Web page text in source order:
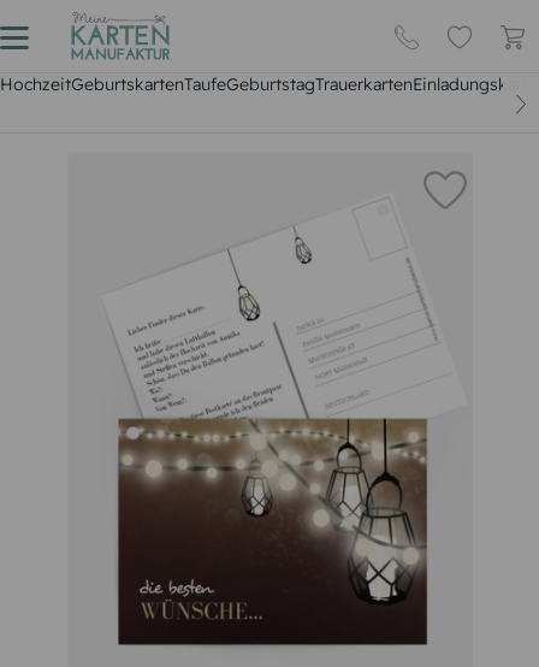
HochzeitGeburtskartenTaufeGeburtstagTrauerkarten